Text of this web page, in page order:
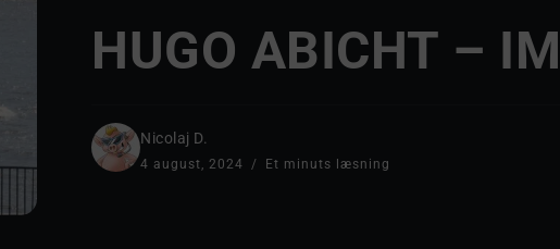
HUGO ABICHT –
Nicolaj D.
4 august, 2024 Et minuts læsning